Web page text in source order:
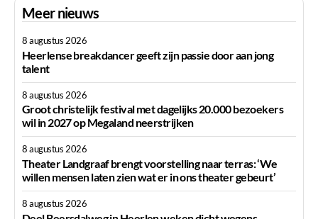
Meer nieuws
8 augustus 2026
Heerlense breakdancer geeft zijn passie door aan jong
talent
8 augustus 2026
Groot christelijk festival met dagelijks 20.000 bezoekers
wil in 2027 op Megaland neerstrijken
8 augustus 2026
Theater Landgraaf brengt voorstelling naar terras: ‘We
willen mensen laten zien wat er in ons theater gebeurt’
8 augustus 2026